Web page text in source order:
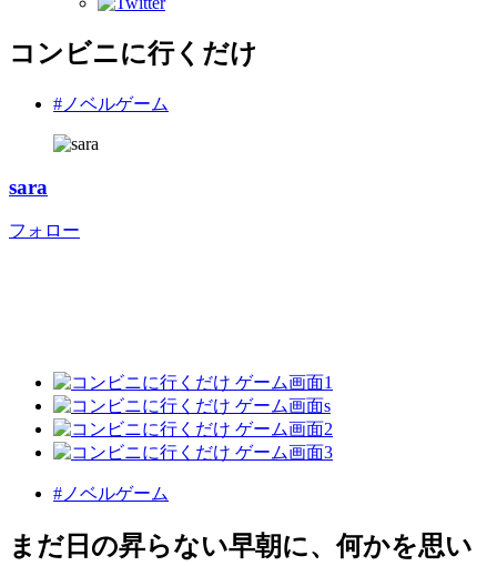
コンビニに行くだけ
#ノベルゲーム
sara
フォロー
#ノベルゲーム
まだ日の昇らない早朝に、何かを思い